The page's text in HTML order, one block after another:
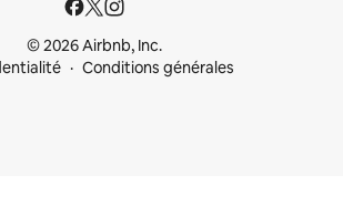
© 2026 Airbnb, Inc.
Conditions générales